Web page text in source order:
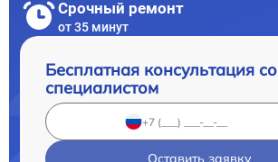
Срочный ремонт
от 35 минут
Бесплатная консультация со
специалистом
Оставить заявку